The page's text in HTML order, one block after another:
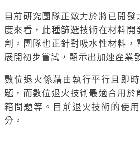
目前研究團隊正致力於將已開
度來看，此種篩選技術在材料
劑。團隊也正針對吸水性材料
展開初步嘗試，顯示出加速產業
數位退火係藉由執行平行且即
題，而數位退火技術最適合用
箱問題等。目前退火技術的使
分。